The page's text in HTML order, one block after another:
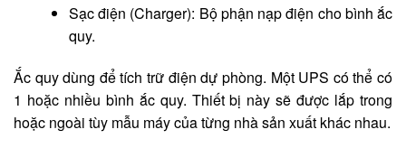
Sạc điện (Charger): Bộ phận nạp điện cho bình ắc
quy.
Ắc quy dùng để tích trữ điện dự phòng. Một UPS có thể có
1 hoặc nhiều bình ắc quy. Thiết bị này sẽ được lắp trong
hoặc ngoài tùy mẫu máy của từng nhà sản xuất khác nhau.